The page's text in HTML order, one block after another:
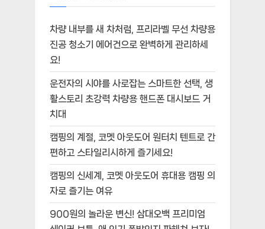
차량 내부를 새 차처럼, 프리라벨 무선 차량용
진공 청소기 에어건으로 완벽하게 관리하세
요!
운전자의 시야를 사로잡는 스마트한 선택, 생
활스토리 초강력 차량용 핸드폰 대시보드 거
치대
캠핑의 계절, 코멧 아웃도어 원터치 텐트로 간
편하고 스타일리시하게 즐기세요!
캠핑의 신세계, 코멧 아웃도어 휴대용 캠핑 의
자로 즐기는 여유
900원의 놀라운 변신! 삼대오백 프리미엄